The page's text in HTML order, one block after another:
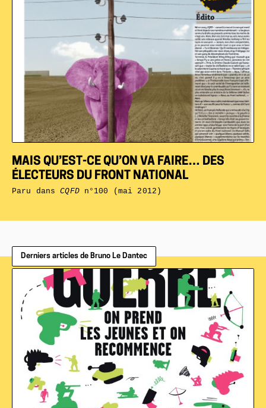
MAIS QU’EST-CE QU’ON VA FAIRE… DES
ÉLECTEURS DU FRONT NATIONAL
Paru dansCQFDn°100 (mai 2012)
Derniers articles de Bruno Le Dantec